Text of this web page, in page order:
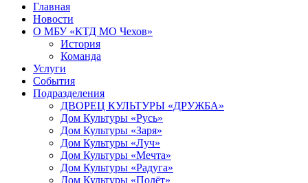
Главная
Новости
О МБУ «КТД МО Чехов»
История
Команда
Услуги
События
Подразделения
ДВОРЕЦ КУЛЬТУРЫ «ДРУЖБА»
Дом Культуры «Русь»
Дом Культуры «Заря»
Дом Культуры «Луч»
Дом Культуры «Мечта»
Дом Культуры «Радуга»
Дом Культуры «Полёт»